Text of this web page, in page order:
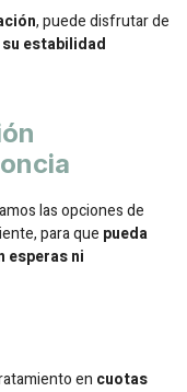
, puede disfrutar de
estabilidad
las opciones de
para que pueda
esperas ni
en cuotas